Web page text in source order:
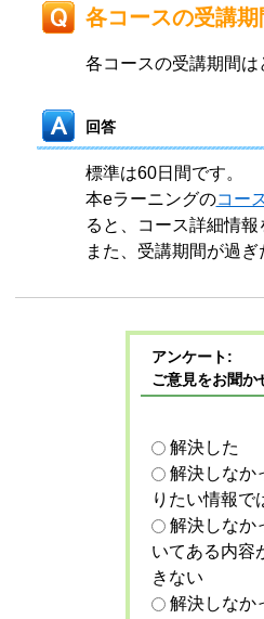
各コースの受講
各コースの受講期間は
回答
標準は60日間です。
本eラーニングのコー
ると、コース詳細情報
また、受講期間が過
アンケート:
ご意見をお聞か
解決した
解決しなか
りたい情報で
解決しなか
いてある内容
きない
解決しなか